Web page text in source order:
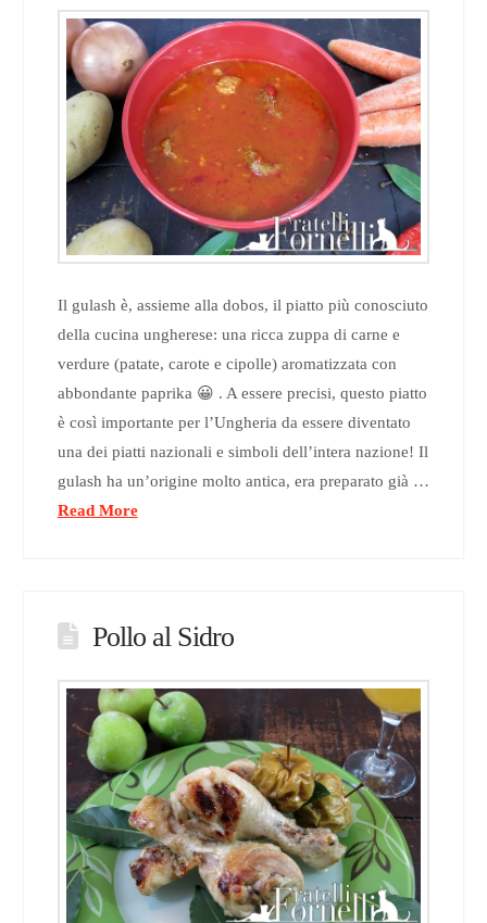
Il gulash è, assieme alla dobos, il piatto più conosciuto
della cucina ungherese: una ricca zuppa di carne e
verdure (patate, carote e cipolle) aromatizzata con
abbondante paprika 😀 . A essere precisi, questo piatto
è così importante per l’Ungheria da essere diventato
una dei piatti nazionali e simboli dell’intera nazione! Il
gulash ha un’origine molto antica, era preparato già …
Read More
Pollo al Sidro